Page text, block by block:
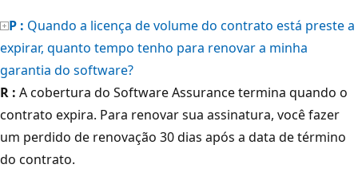
P : Quando a licença de volume do contrato está preste a
expirar, quanto tempo tenho para renovar a minha
garantia do software?
R : A cobertura do Software Assurance termina quando o
contrato expira. Para renovar sua assinatura, você fazer
um perdido de renovação 30 dias após a data de término
do contrato.